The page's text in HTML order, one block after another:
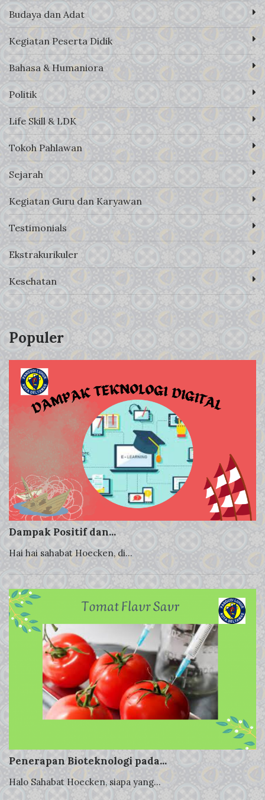
Budaya dan Adat
Kegiatan Peserta Didik
Bahasa & Humaniora
Politik
Life Skill & LDK
Tokoh Pahlawan
Sejarah
Kegiatan Guru dan Karyawan
Testimonials
Ekstrakurikuler
Kesehatan
Populer
Dampak Positif dan...
Hai hai sahabat Hoecken, di...
Penerapan Bioteknologi pada...
Halo Sahabat Hoecken, siapa yang...